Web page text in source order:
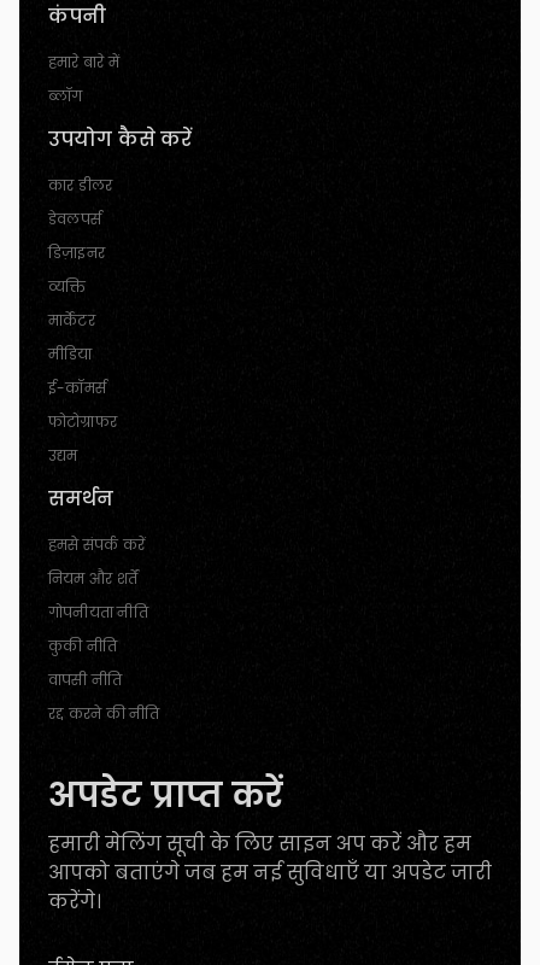
कंपनी
हमारे बारे में
ब्लॉग
उपयोग कैसे करें
कार डीलर
डेवलपर्स
डिज़ाइनर
व्यक्ति
मार्केटर
मीडिया
ई-कॉमर्स
फोटोग्राफर
उद्यम
समर्थन
हमसे संपर्क करें
नियम और शर्तें
गोपनीयता नीति
कुकी नीति
वापसी नीति
रद्द करने की नीति
अपडेट प्राप्त करें
हमारी मेलिंग सूची के लिए साइन अप करें और हम
आपको बताएंगे जब हम नई सुविधाएँ या अपडेट जारी
करेंगे।